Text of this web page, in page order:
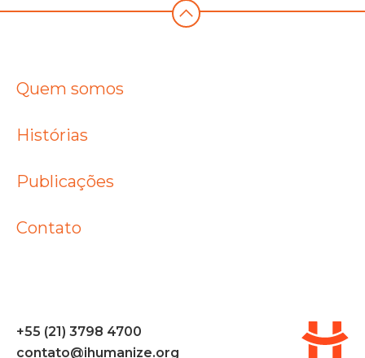
Quem somos
Histórias
Publicações
Contato
+55 (21) 3798 4700
contato@ihumanize.org